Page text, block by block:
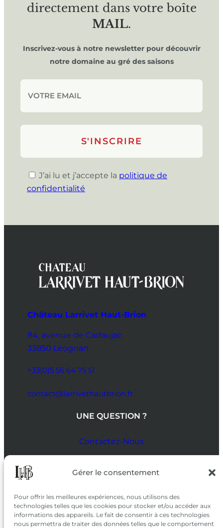
Gérer le consentement
Pour offrir les meilleures expériences, nous utilisons des
technologies telles que les cookies pour stocker et/ou accéder aux
informations des appareils. Le fait de consentir à ces technologies
nous permettra de traiter des données telles que le comportement
directement dans votre boîte
MAIL.
Inscrivez-vous à notre newsletter pour découvrir
notre domaine au gré des saisons
J’ai lu et j’accepte la politique de
confidentialité
Château Larrivet Haut-Brion
84, avenue de Cadaujac
33850 Léognan
+33(0)5 56 64 75 51
contact@larrivethautbrion.fr
UNE QUESTION ?
Contactez-Nous
SUIVEZ-NOUS
SUR LES RÉSEAUX